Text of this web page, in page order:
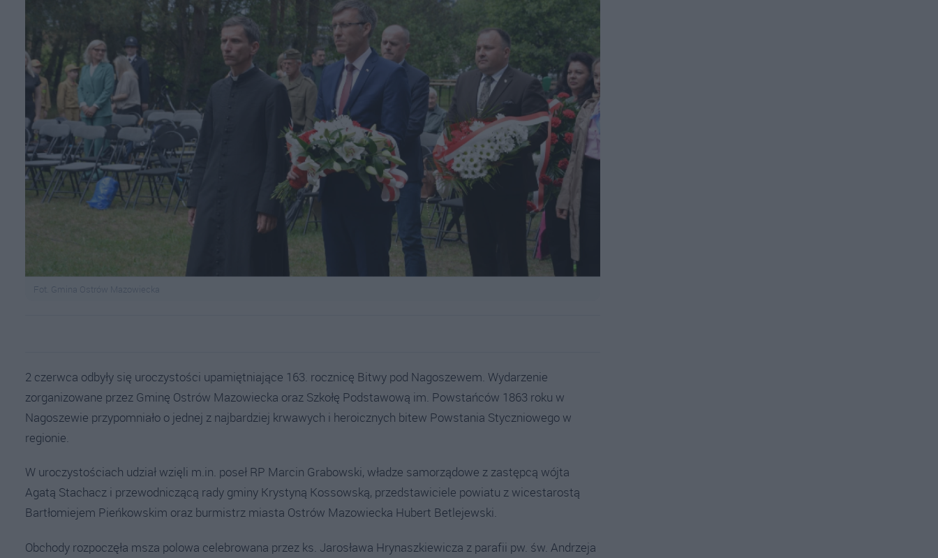
Fot. Gmina Ostrów Mazowiecka
2 czerwca odbyły się uroczystości upamiętniające 163. rocznicę Bitwy pod Nagoszewem. Wydarzenie
zorganizowane przez Gminę Ostrów Mazowiecka oraz Szkołę Podstawową im. Powstańców 1863 roku w
Nagoszewie przypomniało o jednej z najbardziej krwawych i heroicznych bitew Powstania Styczniowego w
regionie.
W uroczystościach udział wzięli m.in. poseł RP Marcin Grabowski, władze samorządowe z zastępcą wójta
Agatą Stachacz i przewodniczącą rady gminy Krystyną Kossowską, przedstawiciele powiatu z wicestarostą
Bartłomiejem Pieńkowskim oraz burmistrz miasta Ostrów Mazowiecka Hubert Betlejewski.
Obchody rozpoczęła msza polowa celebrowana przez ks. Jarosława Hrynaszkiewicza z parafii pw. św. Andrzeja